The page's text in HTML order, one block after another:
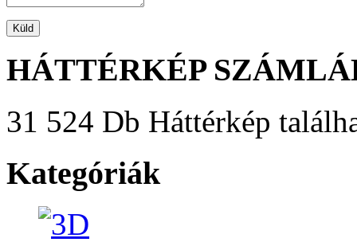
HÁTTÉRKÉP
31 524 Db Háttérkép
Kategóriák